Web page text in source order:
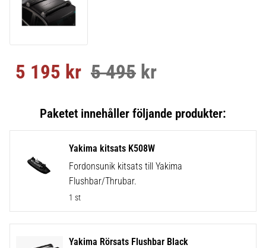
Nedsatt pris:
5 195 kr Ordinarie pris:
5 495 kr
Yakima kitsats K508W
Fordonsunik kitsats till Yakima
Flushbar/Thrubar.
1 st
Yakima Rörsats Flushbar Black